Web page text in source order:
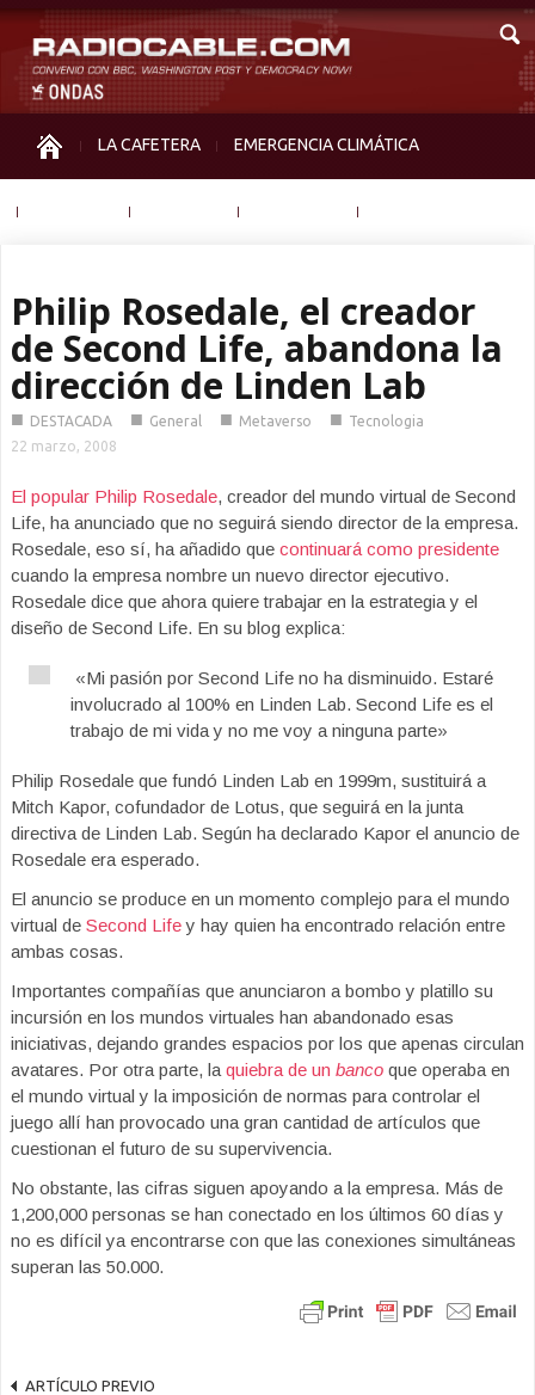
LA CAFETERA EMERGENCIA CLIMÁTICA
Philip Rosedale, el creador
de Second Life, abandona la
dirección de Linden Lab
■ DESTACADA ■ General ■ Metaverso ■ Tecnologia
22 marzo, 2008
El popular Philip Rosedale, creador del mundo virtual de Second
Life, ha anunciado que no seguirá siendo director de la empresa.
Rosedale, eso sí, ha añadido que continuará como presidente
cuando la empresa nombre un nuevo director ejecutivo.
Rosedale dice que ahora quiere trabajar en la estrategia y el
diseño de Second Life. En su blog explica:
«Mi pasión por Second Life no ha disminuido. Estaré
involucrado al 100% en Linden Lab. Second Life es el
trabajo de mi vida y no me voy a ninguna parte»
Philip Rosedale que fundó Linden Lab en 1999m, sustituirá a
Mitch Kapor, cofundador de Lotus, que seguirá en la junta
directiva de Linden Lab. Según ha declarado Kapor el anuncio de
Rosedale era esperado.
El anuncio se produce en un momento complejo para el mundo
virtual de Second Lifey hay quien ha encontrado relación entre
ambas cosas.
Importantes compañías que anunciaron a bombo y platillo su
incursión en los mundos virtuales han abandonado esas
iniciativas, dejando grandes espacios por los que apenas circulan
avatares. Por otra parte, la quiebra de un banco que operaba en
el mundo virtual y la imposición de normas para controlar el
juego allí han provocado una gran cantidad de artículos que
cuestionan el futuro de su supervivencia.
No obstante, las cifras siguen apoyando a la empresa. Más de
1,200,000 personas se han conectado en los últimos 60 días y
no es difícil ya encontrarse con que las conexiones simultáneas
superan las 50.000.
ARTÍCULO PREVIO